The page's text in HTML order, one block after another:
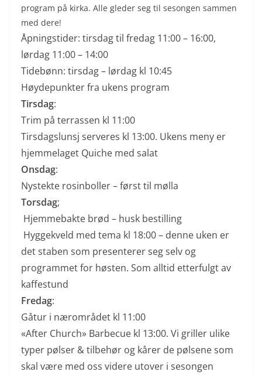
program på kirka. Alle gleder seg til sesongen sammen
med dere!
Åpningstider: tirsdag til fredag 11:00 – 16:00,
lørdag 11:00 – 14:00
Tidebønn: tirsdag – lørdag kl 10:45
Høydepunkter fra ukens program
Tirsdag:
Trim på terrassen kl 11:00
Tirsdagslunsj serveres kl 13:00. Ukens meny er
hjemmelaget Quiche med salat
Onsdag:
Nystekte rosinboller – først til mølla
Torsdag;
Hjemmebakte brød – husk bestilling
Hyggekveld med tema kl 18:00 – denne uken er
det staben som presenterer seg selv og
programmet for høsten. Som alltid etterfulgt av
kaffestund
Fredag:
Gåtur i nærområdet kl 11:00
«After Church» Barbecue kl 13:00. Vi griller ulike
typer pølser & tilbehør og kårer de pølsene som
skal være med oss videre utover i sesongen